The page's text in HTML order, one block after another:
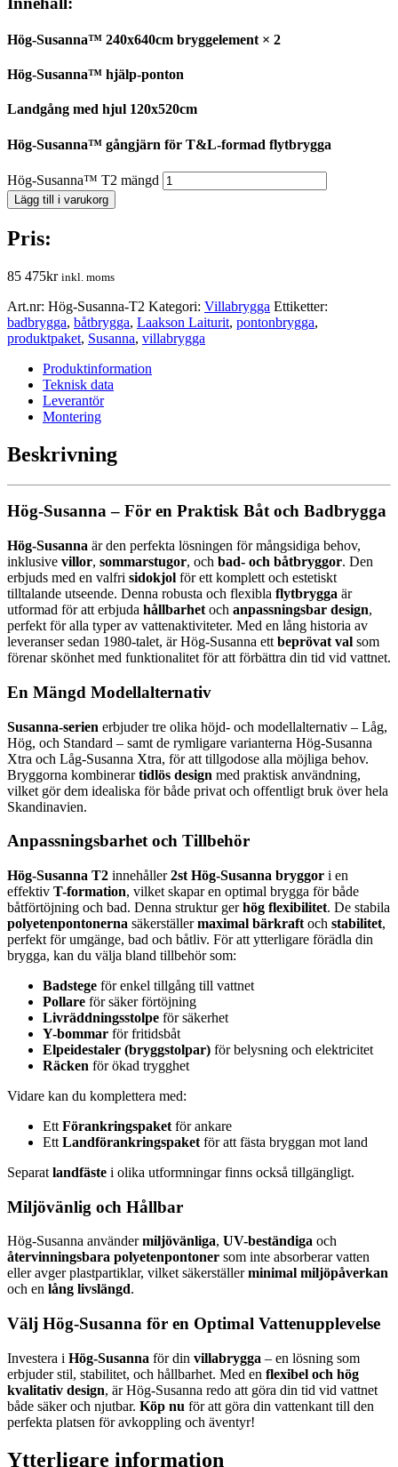
Hög-Susanna™ 240x640cm bryggelement × 2
Hög-Susanna™ hjälp-ponton
Landgång med hjul 120x520cm
Hög-Susanna™ gångjärn för T&L-formad flytbrygga
Hög-Susanna™ T2 mängd
Lägg till i varukorg
Pris:
85 475kr inkl. moms
Art.nr: Hög-Susanna-T2 Kategori: Villabrygga Ettiketter:
badbrygga, båtbrygga, Laakson Laiturit, pontonbrygga,
produktpaket, Susanna, villabrygga
Produktinformation
Teknisk data
Leverantör
Montering
Beskrivning
Hög-Susanna – För en Praktisk Båt och Badbrygga
Hög-Susanna är den perfekta lösningen för mångsidiga behov,
inklusive villor, sommarstugor, och bad- och båtbryggor. Den
erbjuds med en valfri sidokjol för ett komplett och estetiskt
tilltalande utseende. Denna robusta och flexibla flytbrygga är
utformad för att erbjuda hållbarhet och anpassningsbar design,
perfekt för alla typer av vattenaktiviteter. Med en lång historia av
leveranser sedan 1980-talet, är Hög-Susanna ett beprövat val som
förenar skönhet med funktionalitet för att förbättra din tid vid vattnet.
En Mängd Modellalternativ
Susanna-serien erbjuder tre olika höjd- och modellalternativ – Låg,
Hög, och Standard – samt de rymligare varianterna Hög-Susanna
Xtra och Låg-Susanna Xtra, för att tillgodose alla möjliga behov.
Bryggorna kombinerartidlös design med praktisk användning,
vilket gör dem idealiska för både privat och offentligt bruk över hela
Skandinavien.
Anpassningsbarhet och Tillbehör
Hög-Susanna T2 innehåller2st Hög-Susanna bryggor i en
effektiv T-formation, vilket skapar en optimal brygga för både
båtförtöjning och bad. Denna struktur gerhög flexibilitet. De stabila
polyetenpontonerna säkerställermaximal bärkraft och stabilitet,
perfekt för umgänge, bad och båtliv. För att ytterligare förädla din
brygga, kan du välja bland tillbehör som:
Badstege för enkel tillgång till vattnet
Pollare för säker förtöjning
Livräddningsstolpe för säkerhet
Y-bommar för fritidsbåt
Elpeidestaler (bryggstolpar) för belysning och elektricitet
Räcken för ökad trygghet
Vidare kan du komplettera med:
Ett Förankringspaket för ankare
Ett Landförankringspaket för att fästa bryggan mot land
Separat landfäste i olika utformningar finns också tillgängligt.
Miljövänlig och Hållbar
Hög-Susanna användermiljövänliga, UV-beständiga och
återvinningsbara polyetenpontoner som inte absorberar vatten
eller avger plastpartiklar, vilket säkerställerminimal miljöpåverkan
och en lång livslängd.
Välj Hög-Susanna för en Optimal Vattenupplevelse
Investera i Hög-Susanna för din villabrygga – en lösning som
erbjuder stil, stabilitet, och hållbarhet. Med en flexibel och hög
kvalitativ design, är Hög-Susanna redo att göra din tid vid vattnet
både säker och njutbar. Köp nu för att göra din vattenkant till den
perfekta platsen för avkoppling och äventyr!
Ytterligare information